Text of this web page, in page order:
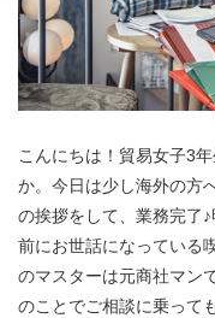
こんにちは！貿易女子3
か。今日は少し海外の方
の挨拶をして、業務完了
前にお世話になっている
のマスターは元商社マン
のことでご相談に乗って